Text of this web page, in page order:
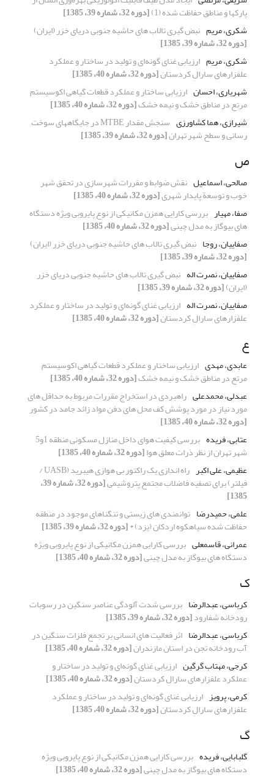
پارکها و مناطق حفاظت شده (1) [دوره 32، شماره 39، 1385]
شکری، مریم نبض گیری تالاب های حاشیه جنوبی دریای خزر (ایران)
[دوره 32، شماره 39، 1385]
شکری، مریم ارزیابی غنای گونه‌ای و تولید در ساختار و عملکرد
علفزارهای سارالِ کردستان[دوره 32، شماره 40، 1385]
شهریاری، احسان ارزیابی ساختار و عملکرد قطعات گیاهی اکوسیستم
مرتع در مناطق خشک و نیمه خشک[دوره 32، شماره 40، 1385]
شیرازی، هما کشاورزی
سنجش مقدار MTBE در جایگاههای سوخت
رسانی و سطح شهر تهران[دوره 32، شماره 39، 1385]
ص
صالحی، اسماعیل نقش ضوابط و مقررات شهرسازی در تحقق شهر
خوب و توسعة پایدار شهری[دوره 32، شماره 40، 1385]
صفا، مهیار بررسی کارایی همزن مکانیکی از نوع پایروبی ویژه دستگاه
های بیوگاز به مدل چینی[دوره 32، شماره 40، 1385]
صفاییان، روجا نبض گیری تالاب های حاشیه جنوبی دریای خزر (ایران)
[دوره 32، شماره 39، 1385]
صفاییان، نصرت اله نبض گیری تالاب های حاشیه جنوبی دریای خزر
(ایران)[دوره 32، شماره 39، 1385]
صفاییان، نصرت اله ارزیابی غنای گونه‌ای و تولید در ساختار و عملکرد
علفزارهای سارالِ کردستان[دوره 32، شماره 40، 1385]
ع
عابدی، مهدی ارزیابی ساختار و عملکرد قطعات گیاهی اکوسیستم
مرتع در مناطق خشک و نیمه خشک[دوره 32، شماره 40، 1385]
عبدلی، محمدعلی راهبردی در استخراج مقررات مربوط به حداقل های
مورد نیاز در مورد پوشش کف محل های دفن مواد زائد جامد در کشور
[دوره 32، شماره 40، 1385]
عتابی، فریده
بررسی کیفیت هوای داخل منازل مسکونی منطقه 1و5
شهر تهران از نظر ذرات معلق هوا[دوره 32، شماره 40، 1385]
عظیمی، علی اکبر
راه اندازی یک راکتور بی هوازی هیبرید (UASB /
فیلتر) برای تصفیه فاضلاب مجتمع پتروشیمی [دوره 32، شماره 39،
1385]
علمی، حمیدرضا توانمندی های زیستی و تنگناهای موجود در منطقه
حفاظت شده سیاهکوه اردکان (یزد) *[دوره 32، شماره 39، 1385]
عمرانی، قاسمعلی بررسی کارایی همزن مکانیکی از نوع پایروبی ویژه
دستگاه های بیوگاز به مدل چینی[دوره 32، شماره 40، 1385]
ک
کرباسی، عبدالرضا بررسی شدت آلودگی عناصر سنگین در رسوبات
رودخانه شفارود[دوره 32، شماره 39، 1385]
کرباسی، عبدالرضا اثر فعالیت های انسانی بر تجمع فلزات سنگین در
آب رودخانه تجن در استان مازندران[دوره 32، شماره 40، 1385]
کرجی، مهتاب گرگین ارزیابی غنای گونه‌ای و تولید در ساختار و
عملکرد علفزارهای سارالِ کردستان[دوره 32، شماره 40، 1385]
کرمی، پرویز ارزیابی غنای گونه‌ای و تولید در ساختار و عملکرد
علفزارهای سارالِ کردستان[دوره 32، شماره 40، 1385]
گ
گلبابایی، فریده بررسی کارایی همزن مکانیکی از نوع پایروبی ویژه
دستگاه های بیوگاز به مدل چینی[دوره 32، شماره 40، 1385]